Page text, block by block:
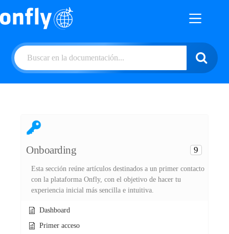
¿Tienes alguna pregunta?
Onboarding 9
Esta sección reúne artículos destinados a un primer contacto
con la plataforma Onfly, con el objetivo de hacer tu
experiencia inicial más sencilla e intuitiva.
Dashboard
Primer acceso